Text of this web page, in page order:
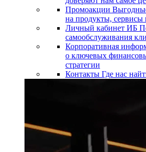
Промоакции
на продукты, сервисы
Личный кабинет ИБ
самообслуживания
Корпоративная
о ключевых
стратегии
Контакты Где нас